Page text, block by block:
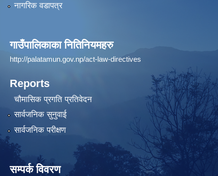
नागरिक वडापत्र
गाउँपालिकाका नितिनियमहरु
http://palatamun.gov.np/act-law-directives
Reports
चौमासिक प्रगति प्रतिवेदन
सार्वजनिक सुनुवाई
सार्वजनिक परीक्षण
सम्पर्क विवरण